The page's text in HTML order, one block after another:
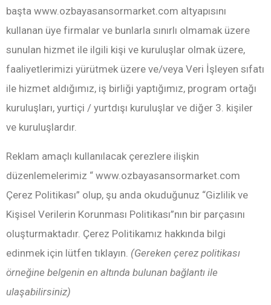
başta www.ozbayasansormarket.com altyapısını
kullanan üye firmalar ve bunlarla sınırlı olmamak üzere
sunulan hizmet ile ilgili kişi ve kuruluşlar olmak üzere,
faaliyetlerimizi yürütmek üzere ve/veya Veri İşleyen sıfatı
ile hizmet aldığımız, iş birliği yaptığımız, program ortağı
kuruluşları, yurtiçi / yurtdışı kuruluşlar ve diğer 3. kişiler
ve kuruluşlardır.
Reklam amaçlı kullanılacak çerezlere ilişkin
düzenlemelerimiz “ www.ozbayasansormarket.com
Çerez Politikası” olup, şu anda okuduğunuz “Gizlilik ve
Kişisel Verilerin Korunması Politikası”nın bir parçasını
oluşturmaktadır. Çerez Politikamız hakkında bilgi
edinmek için lütfen tıklayın. (Gereken çerez politikası
örneğine belgenin en altında bulunan bağlantı ile
ulaşabilirsiniz)